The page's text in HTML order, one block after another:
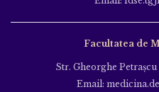
Facultatea de
Str. Gheorghe Petraşcu
Email: